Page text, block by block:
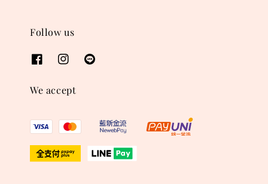
Follow us
We accept